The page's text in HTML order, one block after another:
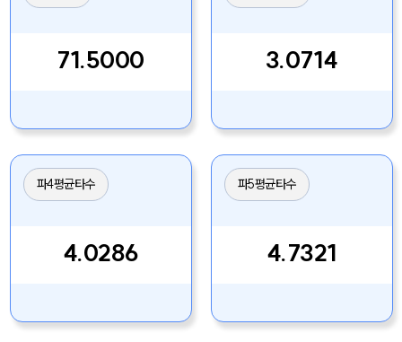
71.5000 3.0714
파4평균타수
4.0286
파5평균타수
4.7321